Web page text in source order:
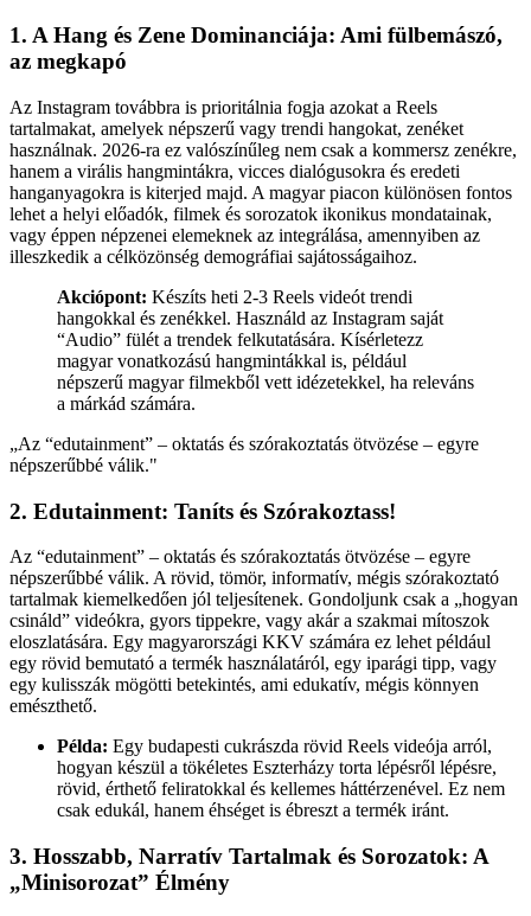
1. A Hang és Zene Dominanciája: Ami fülbemászó,
az megkapó
Az Instagram továbbra is prioritálnia fogja azokat a Reels
tartalmakat, amelyek népszerű vagy trendi hangokat, zenéket
használnak. 2026-ra ez valószínűleg nem csak a kommersz zenékre,
hanem a virális hangmintákra, vicces dialógusokra és eredeti
hanganyagokra is kiterjed majd. A magyar piacon különösen fontos
lehet a helyi előadók, filmek és sorozatok ikonikus mondatainak,
vagy éppen népzenei elemeknek az integrálása, amennyiben az
illeszkedik a célközönség demográfiai sajátosságaihoz.
Akciópont: Készíts heti 2-3 Reels videót trendi
hangokkal és zenékkel. Használd az Instagram saját
“Audio” fülét a trendek felkutatására. Kísérletezz
magyar vonatkozású hangmintákkal is, például
népszerű magyar filmekből vett idézetekkel, ha releváns
a márkád számára.
„Az “edutainment” – oktatás és szórakoztatás ötvözése – egyre
népszerűbbé válik."
2. Edutainment: Taníts és Szórakoztass!
Az “edutainment” – oktatás és szórakoztatás ötvözése – egyre
népszerűbbé válik. A rövid, tömör, informatív, mégis szórakoztató
tartalmak kiemelkedően jól teljesítenek. Gondoljunk csak a „hogyan
csináld” videókra, gyors tippekre, vagy akár a szakmai mítoszok
eloszlatására. Egy magyarországi KKV számára ez lehet például
egy rövid bemutató a termék használatáról, egy iparági tipp, vagy
egy kulisszák mögötti betekintés, ami edukatív, mégis könnyen
emészthető.
Példa: Egy budapesti cukrászda rövid Reels videója arról,
hogyan készül a tökéletes Eszterházy torta lépésről lépésre,
rövid, érthető feliratokkal és kellemes háttérzenével. Ez nem
csak edukál, hanem éhséget is ébreszt a termék iránt.
3. Hosszabb, Narratív Tartalmak és Sorozatok: A
„Minisorozat” Élmény